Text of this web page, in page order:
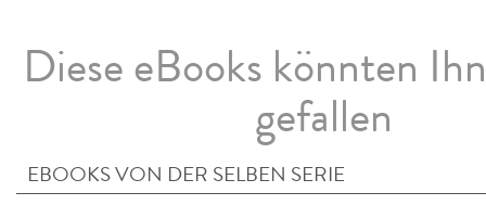
Diese eBooks könnten
gefallen
EBOOKS VON DER SELBEN SERIE